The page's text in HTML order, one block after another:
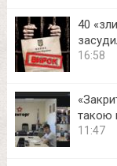
40
16:58
такою
11:47